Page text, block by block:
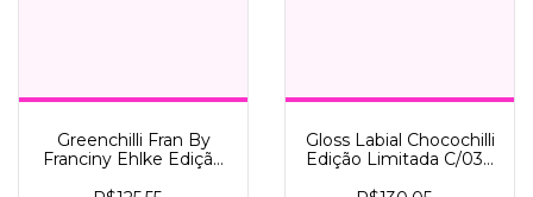
Greenchilli Fran By
Franciny Ehlke Edição
Gloss Labial Chocochilli
Edição Limitada C/03 -